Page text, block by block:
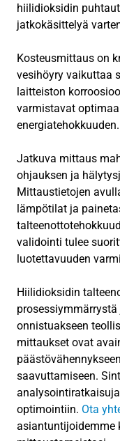
hiilidioksidin
jatkokäsittelyä
Kosteusmittaus on
vesihöyry vaikuttaa
laitteiston
varmistavat
energiatehokkuuden.
Jatkuva mittaus
ohjauksen ja
Mittaustietojen
lämpötilat ja
validointi tulee
luotettavuuden
Hiilidioksidin
onnistuakseen
mittaukset ovat
saavuttamiseen.
optimointiin. Ota
asiantuntijoidemme